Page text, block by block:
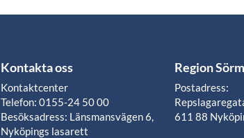
Kontakta oss
Kontaktcenter
Telefon: 0155-24 50 00
Besöksadress: Länsmansvägen 6,
Nyköpings lasarett
Region
Postadress:
611 88